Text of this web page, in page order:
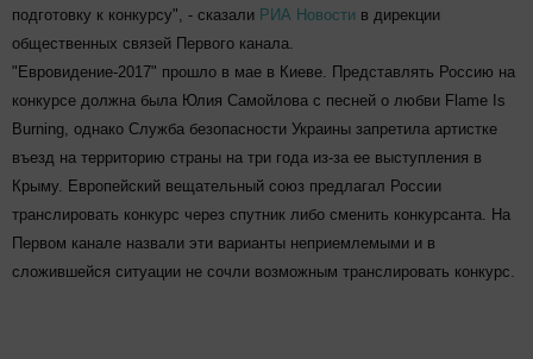
подготовку к конкурсу", - сказали РИА Новости в дирекции
общественных связей Первого канала.
"Евровидение-2017" прошло в мае в Киеве. Представлять Россию на
конкурсе должна была Юлия Самойлова с песней о любви Flame Is
Burning, однако Служба безопасности Украины запретила артистке
въезд на территорию страны на три года из-за ее выступления в
Крыму. Европейский вещательный союз предлагал России
транслировать конкурс через спутник либо сменить конкурсанта. На
Первом канале назвали эти варианты неприемлемыми и в
сложившейся ситуации не сочли возможным транслировать конкурс.